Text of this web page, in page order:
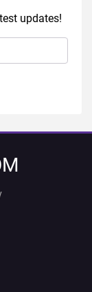
updates!